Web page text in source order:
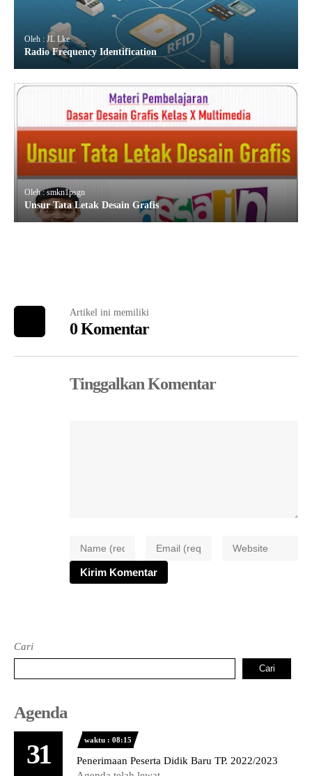
Oleh : JL Lke
Radio Frequency Identification
Oleh : smkn1psgn
Unsur Tata Letak Desain Grafis
Artikel ini memiliki
0 Komentar
Tinggalkan Komentar
Cari
Cari
Agenda
31 waktu : 08:15
Penerimaan Peserta Didik Baru TP. 2022/2023